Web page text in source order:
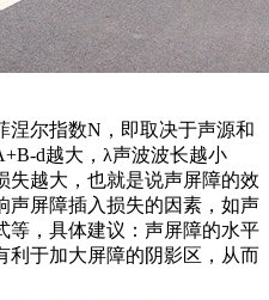
涅尔指数N，即取决于声源和
d越大，λ声波波长越小
失越大，也就是说声屏障的效
声屏障插入损失的因素，如声
等，具体建议：声屏障的水平
利于加大屏障的阴影区，从而